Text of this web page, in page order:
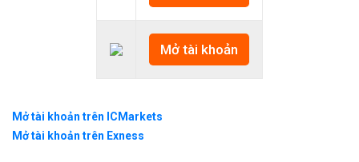
Mở tài khoản
Mở tài khoản trên ICMarkets
Mở tài khoản trên Exness